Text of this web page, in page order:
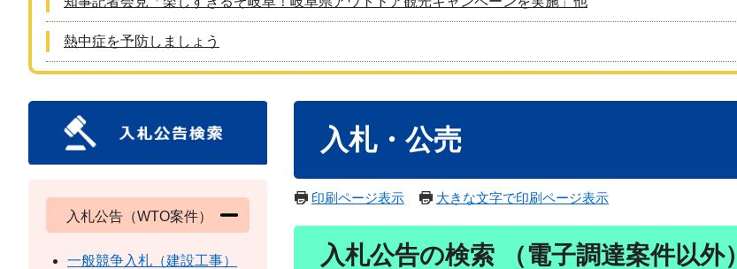
熱中症を予防しましょう
入札・公売
印刷ページ表示 大きな文字で印刷ページ表示
入札公告の検索 （電子調達案件以外）
入札公告（WTO案件）
一般競争入札（建設工事）